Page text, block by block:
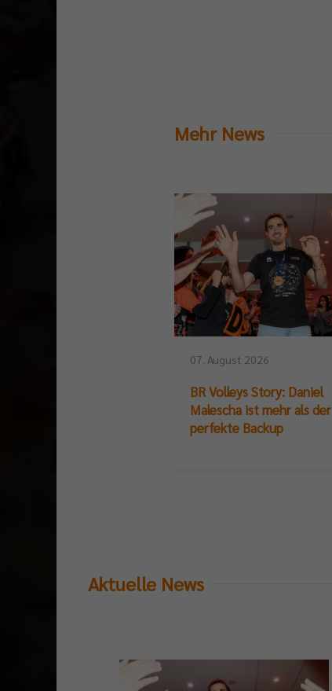
Mehr News
07. August 2026
BR Volleys Story: Daniel
Malescha ist mehr als der
perfekte Backup
Aktuelle News